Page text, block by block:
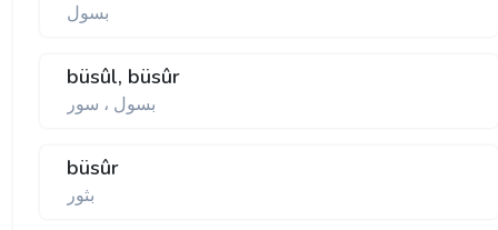
بسول
büsûl, büsûr
بسول ، سور
büsûr
بثور